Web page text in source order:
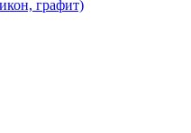
графит)